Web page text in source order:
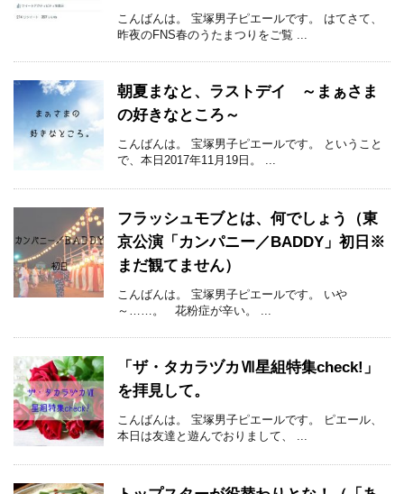
こんばんは。 宝塚男子ピエールです。 はてさて、
昨夜のFNS春のうたまつりをご覧 ...
朝夏まなと、ラストデイ ～まぁさま
の好きなところ～
こんばんは。 宝塚男子ピエールです。 ということ
で、本日2017年11月19日。 ...
フラッシュモブとは、何でしょう（東
京公演「カンパニー／BADDY」初日※
まだ観てません）
こんばんは。 宝塚男子ピエールです。 いや
～……。 花粉症が辛い。 ...
「ザ・タカラヅカⅦ星組特集check!」
を拝見して。
こんばんは。 宝塚男子ピエールです。 ピエール、
本日は友達と遊んでおりまして、 ...